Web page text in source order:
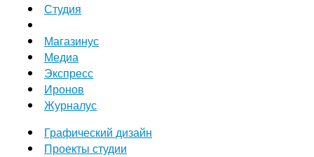
Студия
Магазинус
Медиа
Экспресс
Иронов
Журналус
Графический дизайн
Проекты студии